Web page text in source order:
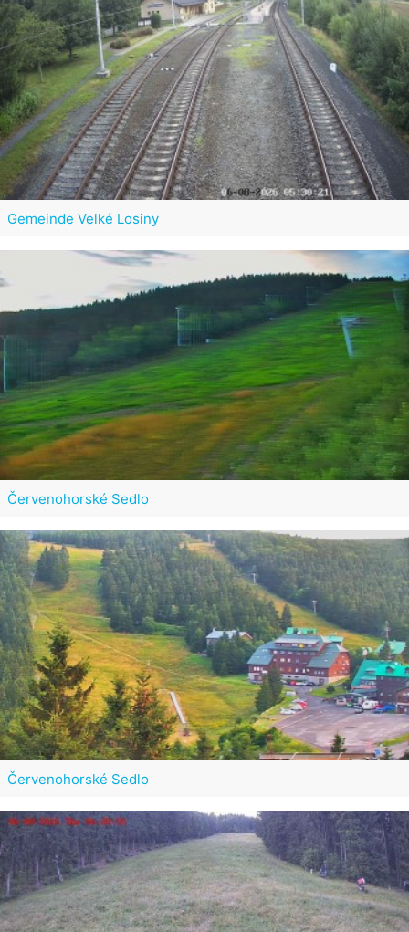
Gemeinde Velké Losiny
Červenohorské Sedlo
Červenohorské Sedlo